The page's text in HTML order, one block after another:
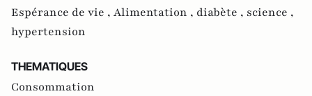
Espérance de vie , Alimentation , diabète , science ,
hypertension
THEMATIQUES
Consommation